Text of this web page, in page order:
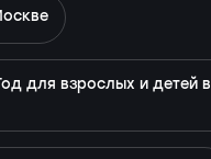
для взрослых и детей в